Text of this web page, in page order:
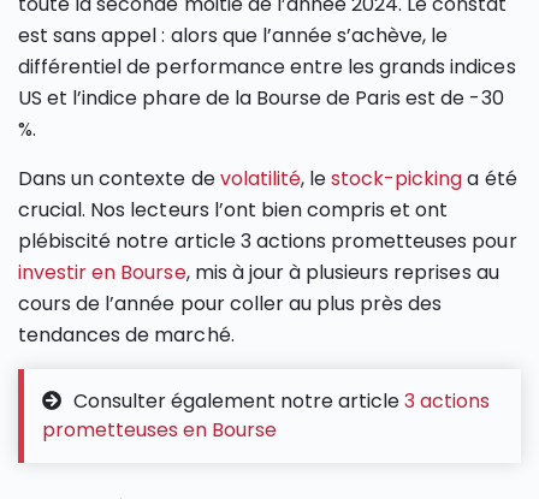
est sans appel : alors que l’année s’achève, le
différentiel de performance entre les grands indices
US et l’indice phare de la Bourse de Paris est de -30
%.
Dans un contexte devolatilité, lestock-pickinga été
crucial. Nos lecteurs l’ont bien compris et ont
plébiscité notre article 3 actions prometteuses pour
investir en Bourse, mis à jour à plusieurs reprises au
cours de l’année pour coller au plus près des
tendances de marché.
Consulter également notre article3 actions
prometteuses en Bourse